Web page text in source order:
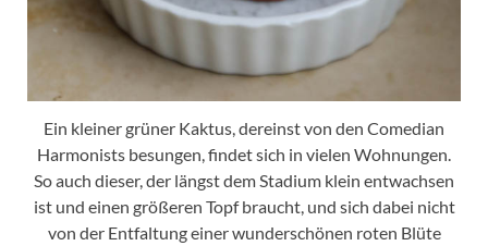
Ein kleiner grüner Kaktus, dereinst von den Comedian
Harmonists besungen, findet sich in vielen Wohnungen.
So auch dieser, der längst dem Stadium klein entwachsen
ist und einen größeren Topf braucht, und sich dabei nicht
von der Entfaltung einer wunderschönen roten Blüte